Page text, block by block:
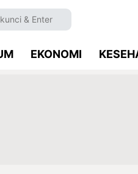
EKONOMI